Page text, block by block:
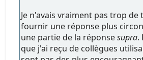
Je n'avais vraiment pas trop
fournir une réponse plus
une partie de la réponsesupra.
que j'ai reçu de collègues